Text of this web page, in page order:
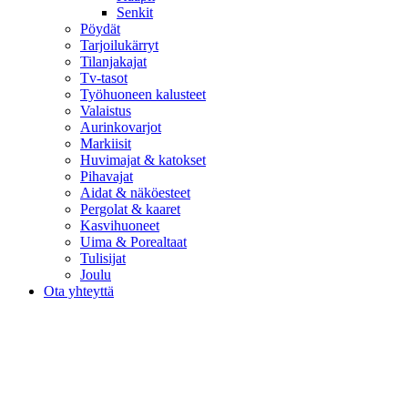
Senkit
Pöydät
Tarjoilukärryt
Tilanjakajat
Tv-tasot
Työhuoneen kalusteet
Valaistus
Aurinkovarjot
Markiisit
Huvimajat & katokset
Pihavajat
Aidat & näköesteet
Pergolat & kaaret
Kasvihuoneet
Uima & Porealtaat
Tulisijat
Joulu
Ota yhteyttä